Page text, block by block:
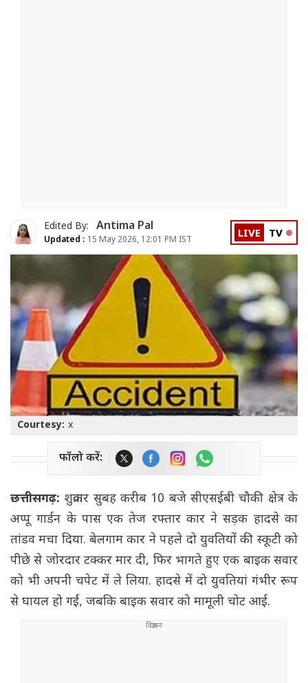
Edited By: Antima Pal
Updated : 15 May 2026, 12:01 PM IST LIVE TV
Courtesy: x
फॉलो करें:
छत्तीसगढ़: शुक्रवार सुबह करीब 10 बजे सीएसईबी चौकी क्षेत्र के
अप्पू गार्डन के पास एक तेज रफ्तार कार ने सड़क हादसे का
तांडव मचा दिया. बेलगाम कार ने पहले दो युवतियों की स्कूटी को
पीछे से जोरदार टक्कर मार दी, फिर भागते हुए एक बाइक सवार
को भी अपनी चपेट में ले लिया. हादसे में दो युवतियां गंभीर रूप
से घायल हो गईं, जबकि बाइक सवार को मामूली चोट आई.